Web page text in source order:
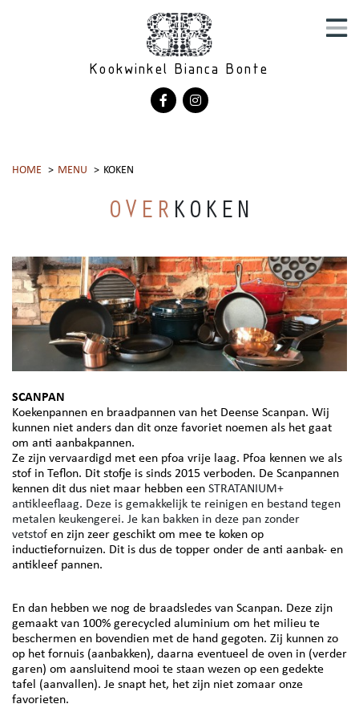
Kookwinkel Bianca Bonte
HOME MENU KOKEN
OVER KOKEN
SCANPAN
Koekenpannen en braadpannen van het Deense Scanpan. Wij
kunnen niet anders dan dit onze favoriet noemen als het gaat
om anti aanbakpannen.
Ze zijn vervaardigd met een pfoa vrije laag. Pfoa kennen we als
stof in Teflon. Dit stofje is sinds 2015 verboden. De Scanpannen
kennen dit dus niet maar hebben een STRATANIUM+
antikleeflaag. Deze is gemakkelijk te reinigen en bestand tegen
metalen keukengerei.​​​​​​​ Je kan bakken in deze pan zonder
vetstof en zijn zeer geschikt om mee te koken op
inductiefornuizen. Dit is dus de topper onder de anti aanbak- en
antikleef pannen.
En dan hebben we nog de braadsledes van Scanpan. Deze zijn
gemaakt van 100% gerecycled aluminium om het milieu te
beschermen en bovendien met de hand gegoten. Zij kunnen zo
op het fornuis (aanbakken), daarna eventueel de oven in (verder
garen) om aansluitend mooi te staan wezen op een gedekte
tafel (aanvallen). Je snapt het, het zijn niet zomaar onze
favorieten.